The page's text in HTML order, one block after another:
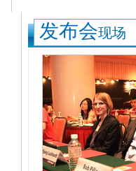
发布会现场